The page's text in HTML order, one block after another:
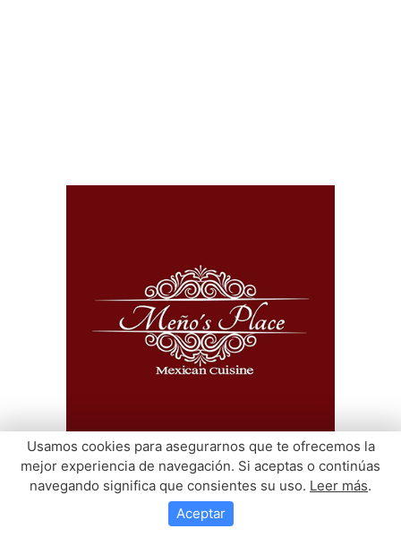
Usamos cookies para asegurarnos que te ofrecemos la
mejor experiencia de navegación. Si aceptas o continúas
navegando significa que consientes su uso. Leer más.
Aceptar